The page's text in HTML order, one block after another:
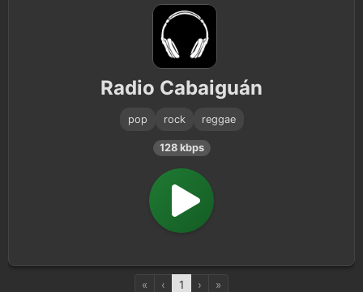
Radio Cabaiguán
pop rock reggae
128 kbps
« ‹ 1 › »